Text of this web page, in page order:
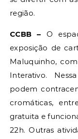
região.
CCBB – O
exposição de
Maluquinho,
Interativo.
podem
cromáticas,
gratuita e
22h. Outras